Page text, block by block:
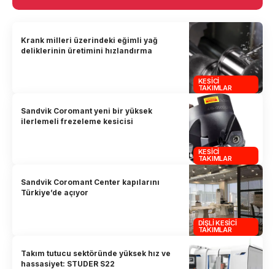
KESICI
TAKIMLAR
Krank milleri üzerindeki eğimli yağ
deliklerinin üretimini hızlandırma
KESICI
TAKIMLAR
Sandvik Coromant yeni bir yüksek
ilerlemeli frezeleme kesicisi
DIŞLI KESICI
TAKIMLAR
Sandvik Coromant Center kapılarını
Türkiye’de açıyor
Takım tutucu sektöründe yüksek hız ve
hassasiyet: STUDER S22